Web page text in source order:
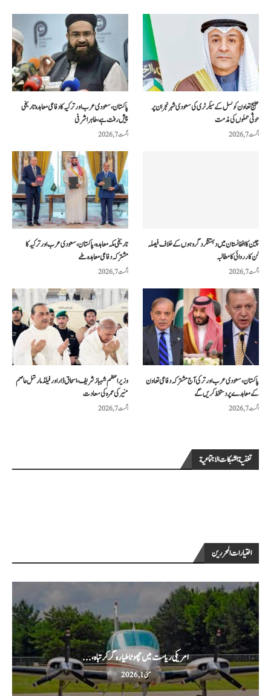
پاکستان، سعودی عرب اور ترکیہ کا دفاعی معاہدہ تاریخی
پیش رفت ہے، طاہر اشرفی
اگست 7, 2026
خلیج تعاون کونسل کے سیکرٹری کی سعودی شہر نجران پر
حوثی حملوں کی مذمت
اگست 7, 2026
تاریخی مکہ معاہدہ، پاکستان، سعودی عرب اور ترکیہ کا
مشترکہ دفاعی معاہدہ طے
اگست 7, 2026
چین کا افغانستان میں دہشتگرد گروہوں کے خلاف فیصلہ
کن کارروائی کا مطالبہ
اگست 7, 2026
وزیراعظم شہباز شریف، اسحاق ڈار اور فیلڈ مارشل عاصم
منیر کی عمرہ کی سعادت
اگست 7, 2026
پاکستان، سعودی عرب اور ترکی آج مشترکہ دفاعی تعاون
کے معاہدے پر دستخط کریں گے
اگست 7, 2026
تغذية الشبكات الاجتماعية
اختيارات المحررين
امریکی ریاست میں چھوٹا طیارہ گر کر تباہ،...
مئی 1, 2026